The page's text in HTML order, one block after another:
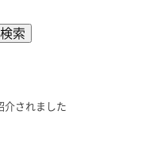
介されました